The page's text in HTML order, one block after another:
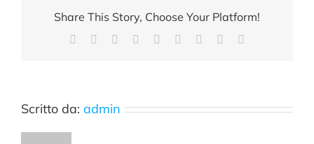
Share This Story, Choose Your Platform!
Facebook Reddit LinkedInWhatsApp
TumblrPinterest
Scritto da: admin